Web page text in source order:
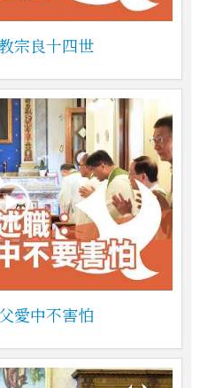
宗良十四世
愛中不害怕